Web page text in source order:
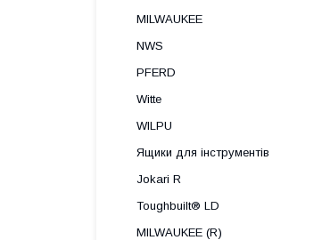
MILWAUKEE
NWS
PFERD
Witte
WILPU
Ящики для інструментів
Jokari R
Toughbuilt® LD
MILWAUKEE (R)